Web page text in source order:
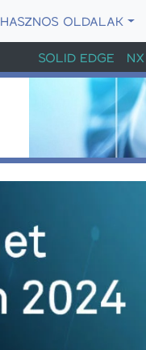
HASZNOS OLDALAK
SOLID EDGE
NX